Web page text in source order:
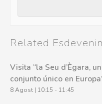
Related
Visita “la Seu d’Ègara, un
conjunto único en
8 Agost | 10:15 - 11:45